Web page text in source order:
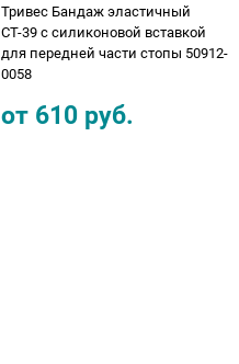
Тривес Бандаж эластичный
СТ-39 с силиконовой вставкой
для передней части стопы 50912-
0058
от 610 руб.